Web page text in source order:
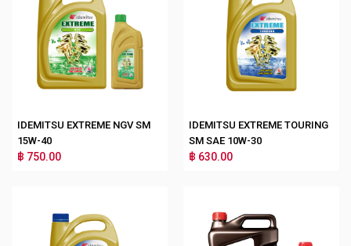
IDEMITSU EXTREME NGV SM
15W-40
฿ 750.00
IDEMITSU EXTREME TOURING
SM SAE 10W-30
฿ 630.00